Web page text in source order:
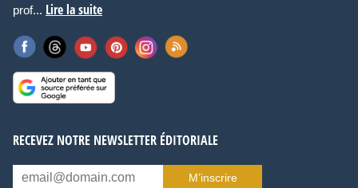
prof... Lire la suite
RECEVEZ NOTRE NEWSLETTER ÉDITORIALE
M’inscrire